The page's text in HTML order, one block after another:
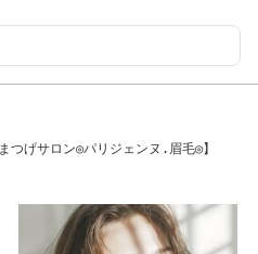
つげサロン◎パリジェンヌ.眉毛◎】